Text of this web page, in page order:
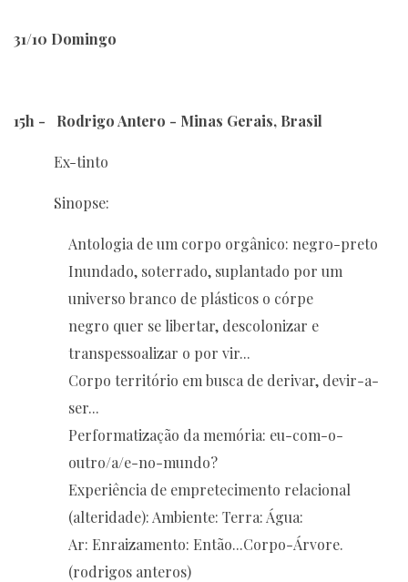
31/10 Domingo
15h - Rodrigo Antero - Minas Gerais, Brasil
Ex-tinto
Sinopse:
Antologia de um corpo orgânico: negro-preto
Inundado, soterrado, suplantado por um
universo branco de plásticos o córpe
negro quer se libertar, descolonizar e
transpessoalizar o por vir...
Corpo território em busca de derivar, devir-a-
ser...
Performatização da memória: eu-com-o-
outro/a/e-no-mundo?
Experiência de empretecimento relacional
(alteridade): Ambiente: Terra: Água:
Ar: Enraizamento: Então...Corpo-Árvore.
(rodrigos anteros)